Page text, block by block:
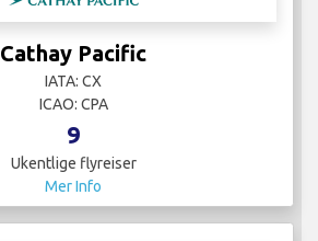
Cathay Pacific
IATA: CX
ICAO: CPA
9
Ukentlige flyreiser
Mer Info